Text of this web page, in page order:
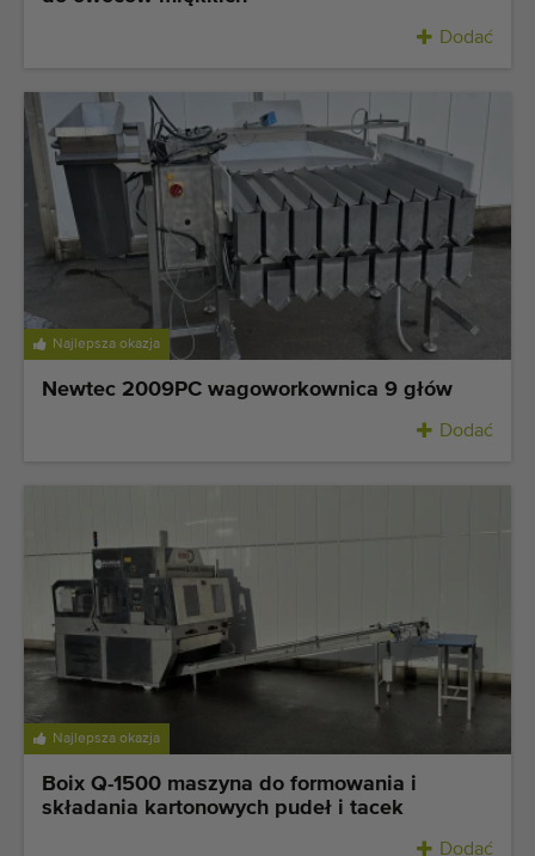
Dodać
Najlepsza okazja
Newtec 2009PC wagoworkownica 9 głów
Dodać
Najlepsza okazja
Boix Q-1500 maszyna do formowania i
składania kartonowych pudeł i tacek
Dodać